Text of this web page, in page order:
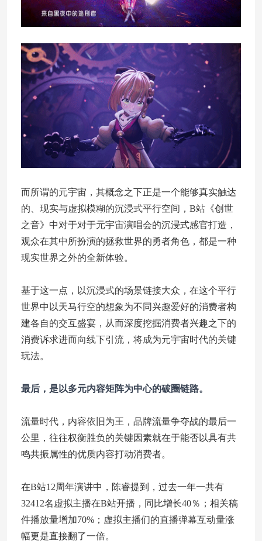
而所谓的元宇宙，其概念之下正是一个能够真实触达
的、现实与虚拟模糊的沉浸式平行空间，B站《创世
之音》中对于对于元宇宙演唱会的沉浸式感官打造，
观众在其中所扮演的拯救世界的勇者角色，都是一种
现实世界之外的全新体验。
基于这一点，以沉浸式的场景链接大众，在这个平行
世界中以天马行空的想象为不同兴趣爱好的消费者构
建各自的交互盛宴，从而深度挖掘消费者兴趣之下的
消费诉求进而向线下引流，将成为元宇宙时代的关键
玩法。
最后，是以多元内容矩阵为中心的破圈链路。
流量时代，内容依旧为王，品牌流量争夺战的最后一
公里，往往权衡胜负的关键因素就在于能否以具有共
鸣共振属性的优质内容打动消费者。
在B站12周年演讲中，陈睿提到，过去一年一共有
32412名虚拟主播在B站开播，同比增长40％；相关稿
件播放量增加70%；虚拟主播们的直播弹幕互动量涨
幅更是直接翻了一倍。